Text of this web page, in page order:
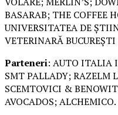
BASARAB; THE COFFEE
UNIVERSITATEA DE
VETERINARĂ BUCUREȘTI
Parteneri: AUTO ITALIA
SMT PALLADY; RAZELM
SCEMTOVICI &
AVOCADOS; ALCHEMICO.